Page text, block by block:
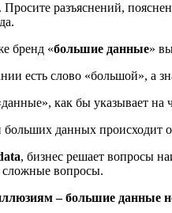
Просите разъяснений,
бренд «большие данные»
есть слово «большой», а
как бы указывает на
данных происходит
, бизнес решает вопросы
сложные вопросы.
– большие данные